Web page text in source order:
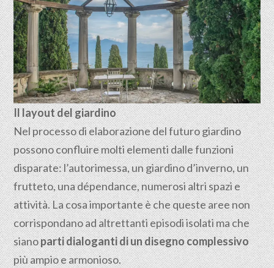
Il layout del giardino
Nel processo di elaborazione del futuro giardino
possono confluire molti elementi dalle funzioni
disparate: l’autorimessa, un giardino d’inverno, un
frutteto, una dépendance, numerosi altri spazi e
attività. La cosa importante è che queste aree non
corrispondano ad altrettanti episodi isolati ma che
sianoparti dialoganti di un disegno complessivo
più ampio e armonioso.